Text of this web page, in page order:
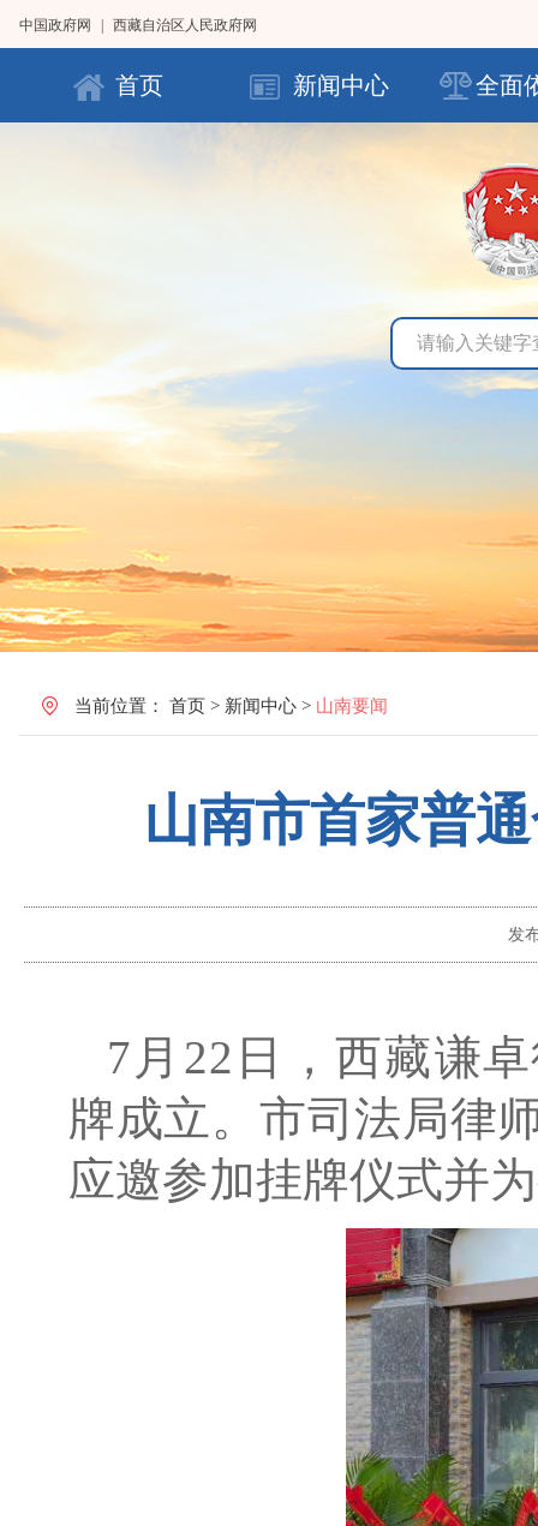
中国政府网 西藏自治区人民政府网
首页 新闻中心 全面
当前位置： 首页 > 新闻中心 > 山南要闻
山南市首家普
发
7月22日，西藏谦
牌成立。市司法局律
应邀参加挂牌仪式并